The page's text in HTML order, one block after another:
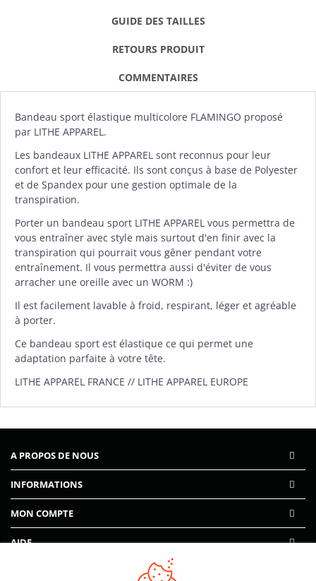
GUIDE DES TAILLES
RETOURS PRODUIT
COMMENTAIRES
Bandeau sport élastique multicolore FLAMINGO proposé
par LITHE APPAREL.
Les bandeaux LITHE APPAREL sont reconnus pour leur
confort et leur efficacité. Ils sont conçus à base de Polyester
et de Spandex pour une gestion optimale de la
transpiration.
Porter un bandeau sport LITHE APPAREL vous permettra de
vous entraîner avec style mais surtout d'en finir avec la
transpiration qui pourrait vous gêner pendant votre
entraînement. Il vous permettra aussi d'éviter de vous
arracher une oreille avec un WORM :)
Il est facilement lavable à froid, respirant, léger et agréable
à porter.
Ce bandeau sport est élastique ce qui permet une
adaptation parfaite à votre tête.
LITHE APPAREL FRANCE // LITHE APPAREL EUROPE
A PROPOS DE NOUS
INFORMATIONS
MON COMPTE
AIDE